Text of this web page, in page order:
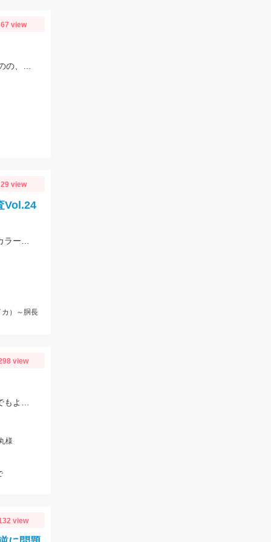
67 view
29 view
Vol.24
）～胴長
view
様
view